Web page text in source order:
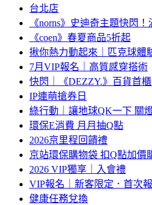
台北店
《norns》史迪奇主題快閃
《coen》春夏商品5折起
揪你熱力動起來｜匹克球體
7月VIP報名｜高質感穿搭術
快閃｜《DEZZY.》百貨首
IP連萌搶券日
綠行動｜讓地球QK一下 關
環保E消費 月月抽Q點
2026京里程回饋禮
京站環保購物袋 扣Q點加價
2026 VIP獨享｜入會禮
VIP報名｜新客限定．首次
健康任務兌換